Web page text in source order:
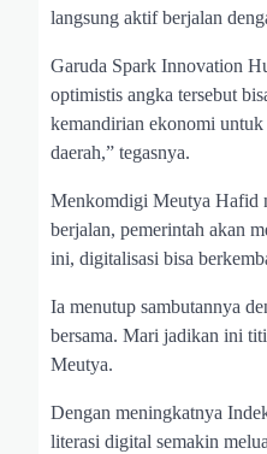
langsung aktif berjalan
Garuda Spark Innovation
optimistis angka tersebut
kemandirian ekonomi
daerah,” tegasnya.
Menkomdigi Meutya Hafid
berjalan, pemerintah akan
ini, digitalisasi bisa
Ia menutup sambutannya
bersama. Mari jadikan ini
Meutya.
Dengan meningkatnya
literasi digital semakin